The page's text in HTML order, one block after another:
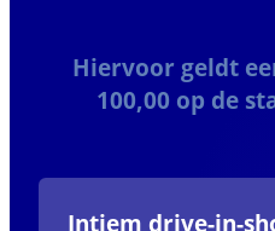
Hiervoor geldt
100,00 op de
Intiem drive-in-